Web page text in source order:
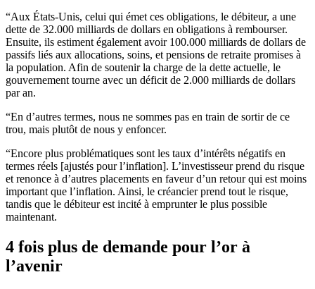
“Aux États-Unis, celui qui émet ces obligations, le débiteur, a une
dette de 32.000 milliards de dollars en obligations à rembourser.
Ensuite, ils estiment également avoir 100.000 milliards de dollars de
passifs liés aux allocations, soins, et pensions de retraite promises à
la population. Afin de soutenir la charge de la dette actuelle, le
gouvernement tourne avec un déficit de 2.000 milliards de dollars
par an.
“En d’autres termes, nous ne sommes pas en train de sortir de ce
trou, mais plutôt de nous y enfoncer.
“Encore plus problématiques sont les taux d’intérêts négatifs en
termes réels [ajustés pour l’inflation]. L’investisseur prend du risque
et renonce à d’autres placements en faveur d’un retour qui est moins
important que l’inflation. Ainsi, le créancier prend tout le risque,
tandis que le débiteur est incité à emprunter le plus possible
maintenant.
4 fois plus de demande pour l’or à
l’avenir